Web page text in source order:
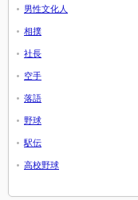
男性文化人
相撲
社長
空手
落語
野球
駅伝
高校野球